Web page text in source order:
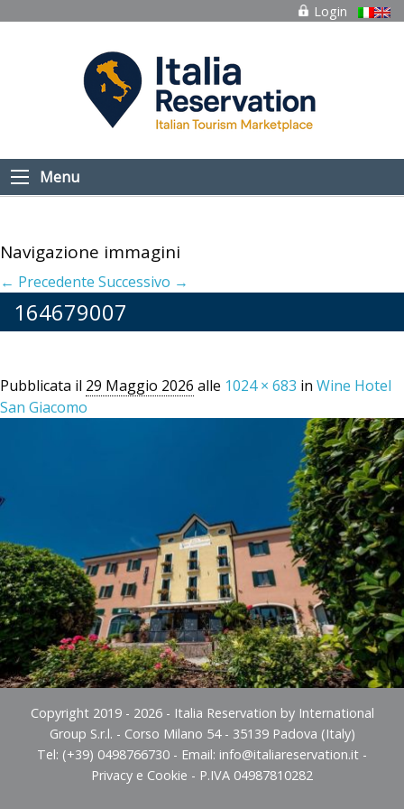
Login
Menu
Navigazione immagini
← Precedente Successivo →
164679007
Pubblicata il 29 Maggio 2026 alle 1024 × 683 in Wine Hotel
San Giacomo
Copyright 2019 - 2026 - Italia Reservation by International
Group S.r.l. - Corso Milano 54 - 35139 Padova (Italy)
Tel: (+39) 0498766730 - Email: info@italiareservation.it -
Privacy e Cookie - P.IVA 04987810282